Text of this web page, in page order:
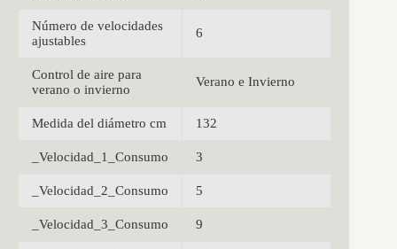
Número de velocidades
ajustables
6
Control de aire para
verano o invierno
Verano e Invierno
Medida del diámetro cm 132
_Velocidad_1_Consumo 3
_Velocidad_2_Consumo 5
_Velocidad_3_Consumo 9